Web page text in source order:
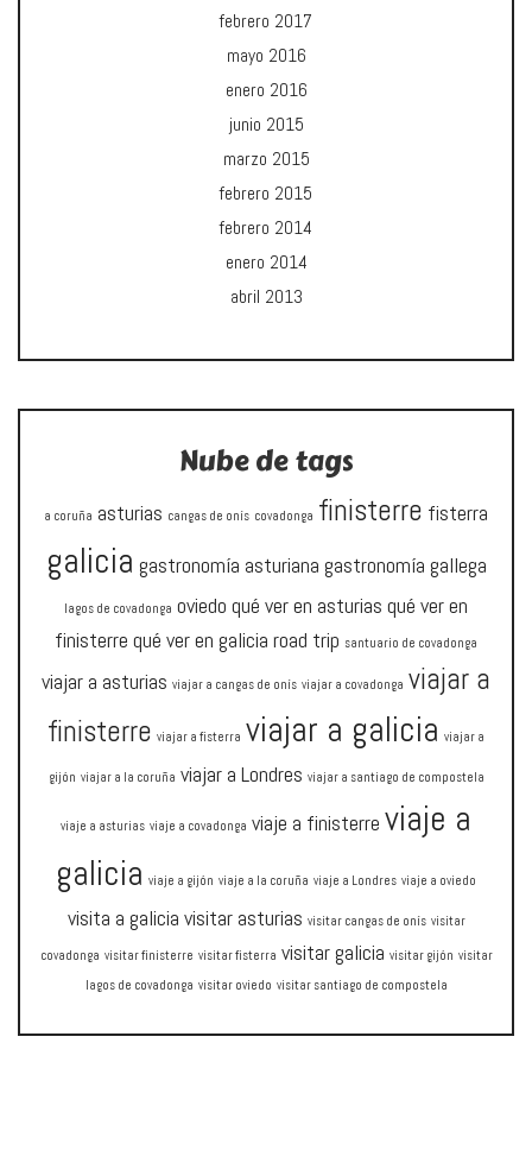
febrero 2017
mayo 2016
enero 2016
junio 2015
marzo 2015
febrero 2015
febrero 2014
enero 2014
abril 2013
Nube de tags
a coruña asturias cangas de onís covadonga finisterre fisterra
galicia gastronomía asturiana gastronomía gallega
lagos de covadonga oviedo qué ver en asturias qué ver en
finisterre qué ver en galicia road trip santuario de covadonga
viajar a asturias viajar a cangas de onís viajar a covadonga viajar a
finisterre viajar a fisterra viajar a galicia viajar a
gijón viajar a la coruña viajar a Londres viajar a santiago de compostela
viaje a asturias viaje a covadonga viaje a finisterre viaje a
galicia viaje a gijón viaje a la coruña viaje a Londres viaje a oviedo
visita a galicia visitar asturias visitar cangas de onís visitar
covadonga visitar finisterre visitar fisterra visitar galicia visitar gijón visitar
lagos de covadonga visitar oviedo visitar santiago de compostela